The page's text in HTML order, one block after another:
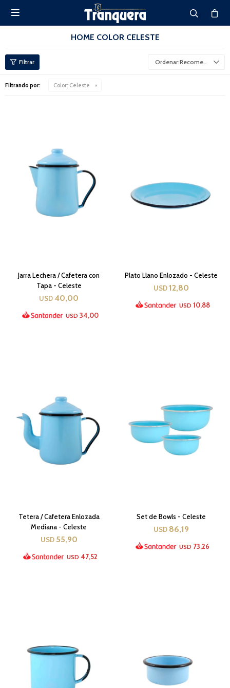

HOME COLOR CELESTE
Recomendados
Filtrando por: Color: Celeste
Jarra Lechera / Cafetera con
Tapa - Celeste
USD 40,00
USD 34,00
Plato Llano Enlozado - Celeste
USD 12,80
USD 10,88
Tetera / Cafetera Enlozada
Mediana - Celeste
USD 55,90
USD 47,52
Set de Bowls - Celeste
USD 86,19
USD 73,26